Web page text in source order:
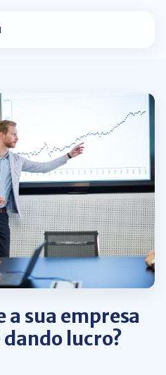
a sua empresa
lucro?